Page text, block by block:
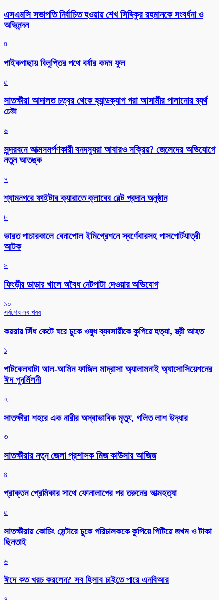
এসএমসি সভাপতি নির্বাচিত হওয়ায় শেখ সিদ্দিকুর রহমানকে সংবর্ধনা ও
অভিনন্দন
৪
পাইকগাছায় বিলুপ্তির পথে বর্ষার কদম ফুল
৫
সাতক্ষীরা আদালত চত্বর থেকে হ্যান্ডক্যাপ পরা আসামীর পালানোর ব্যর্থ
চেষ্টা
৬
সুন্দরবনে আত্মসমর্পণকারী বনদস্যুরা আবারও সক্রিয়? জেলেদের অভিযোগে
নতুন আতঙ্ক
৭
শ্যামনগরে ফাইটার ক্যারাতে ক্লাবের বেল্ট প্রদান অনুষ্ঠান
৮
ভারত পাচারকালে বেনাপোল ইমিগ্রেশনে স্বর্ণেবারসহ পাসপোর্টযাত্রী
আটক
৯
ফিংড়ীর ডাড়ার খালে অবৈধ নেটপাটা দেওয়ার অভিযোগ
১০
সর্বশেষ সব খবর
কয়রায় সিঁধ কেটে ঘরে ঢুকে ওষুধ ব্যবসায়ীকে কুপিয়ে হত্যা, স্ত্রী আহত
১
পাটকেলঘাটা আল-আমিন ফাজিল মাদ্রাসা অ্যালামনাই অ্যাসোসিয়েশনের
ঈদ পুনর্মিলনী
২
সাতক্ষীরা শহরে এক নারীর অস্বাভাবিক মৃত্যু, গলিত লাশ উদ্ধার
৩
সাতক্ষীরার নতুন জেলা প্রশাসক মিজ কাউসার আজিজ
৪
প্রাক্তন প্রেমিকার সাথে ফোনালাপের পর তরুনের আত্মহত্যা
৫
সাতক্ষীরায় কোচিং সেন্টারে ঢুকে পরিচালককে কুপিয়ে পিটিয়ে জখম ও টাকা
ছিনতাই
৬
ঈদে কত খরচ করলেন? সব হিসাব চাইতে পারে এনবিআর